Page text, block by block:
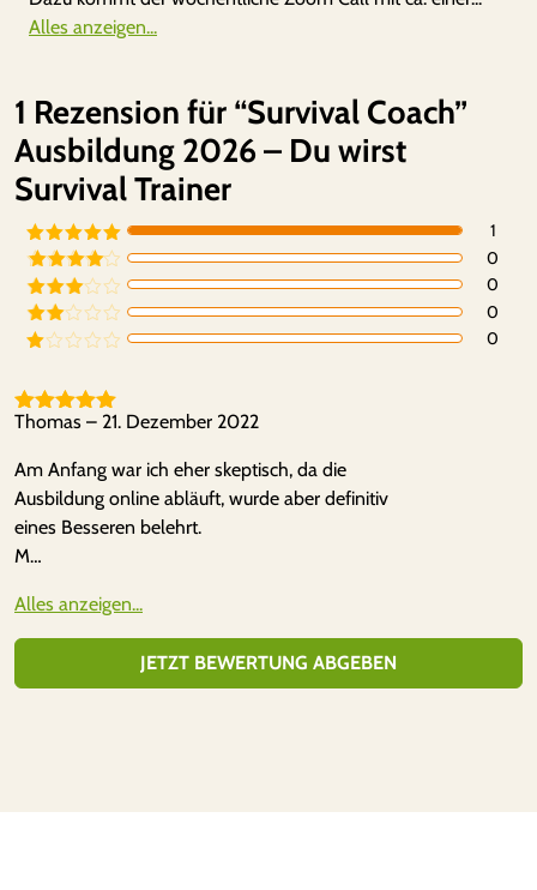
Alles anzeigen...
1 Rezension für “Survival Coach”
Ausbildung 2026 – Du wirst
Survival Trainer
Bewertet mit
5von 5
1
Bewertet
mit
von
5
0
Bewertet
mit
3
von 5
0
Bewe
von
5
0
rte
t
mi
1
n
0
Bewertet mit
Thomas – 21. Dezember 2022
Am Anfang war ich eher skeptisch, da die
Ausbildung online abläuft, wurde aber definitiv
eines Besseren belehrt.
M…
Alles anzeigen...
JETZT BEWERTUNG ABGEBEN